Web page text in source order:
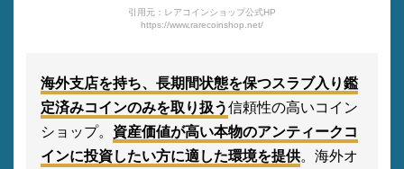
引用元：レアコインショップ公式HP
https://www.rarecoinshop.net/
海外支店を持ち、長期間状態を保つスラブ入り鑑
定済みコインのみを取り扱う信頼性の高いコイン
ショップ。 資産価値が高い本物のアンティークコ
インに投資したい方に適した環境を提供。海外オ